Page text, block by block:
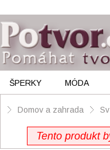
ŠPERKY MÓDA
Domov a zahrada
Tento produkt